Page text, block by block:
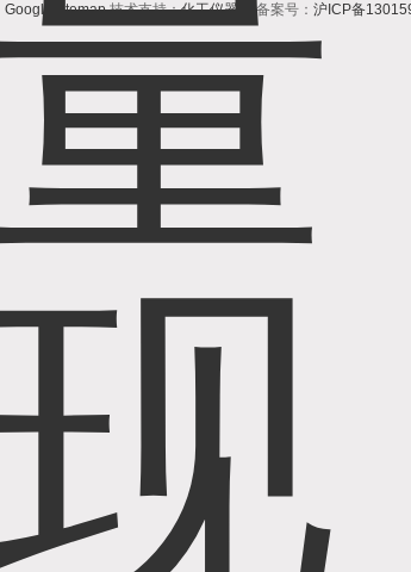
GoogleSitemap技术支持：化工仪器网 备案号： 沪ICP备